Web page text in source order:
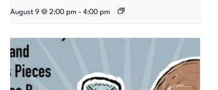
August 9 @ 2:00 pm - 4:00 pm